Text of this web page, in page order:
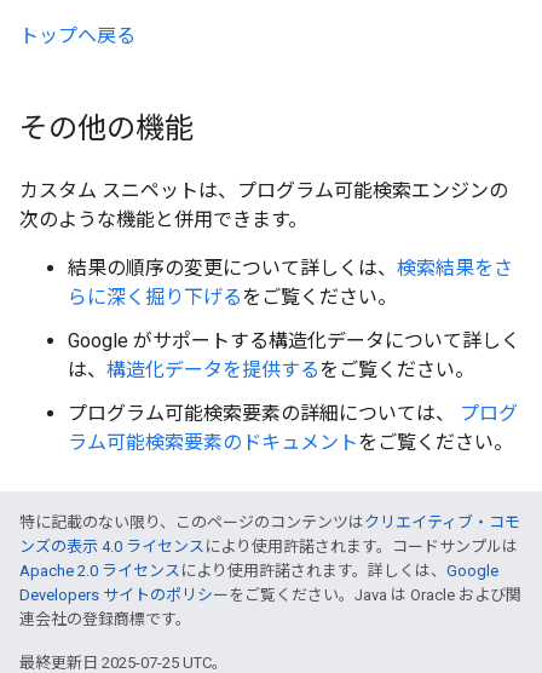
トップへ戻る
その他の機能
カスタム スニペットは、プログラム可能検索エンジンの
次のような機能と併用できます。
結果の順序の変更について詳しくは、 検索結果をさ
らに深く掘り下げるをご覧ください。
Google がサポートする構造化データについて詳しく
は、 構造化データを提供するをご覧ください。
プログラム可能検索要素の詳細については、
プログ
ラム可能検索要素のドキュメントをご覧ください。
特に記載のない限り、このページのコンテンツはクリエイティブ・コモ
ンズの表示 4.0 ライセンス により使用許諾されます。コードサンプルは
Apache 2.0 ライセンス により使用許諾されます。詳しくは、 Google
Developers サイトのポリシー をご覧ください。Java は Oracle および関
連会社の登録商標です。
最終更新日 2025-07-25 UTC。